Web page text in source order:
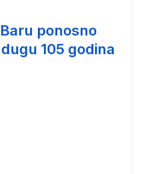
ponosno
105 godina